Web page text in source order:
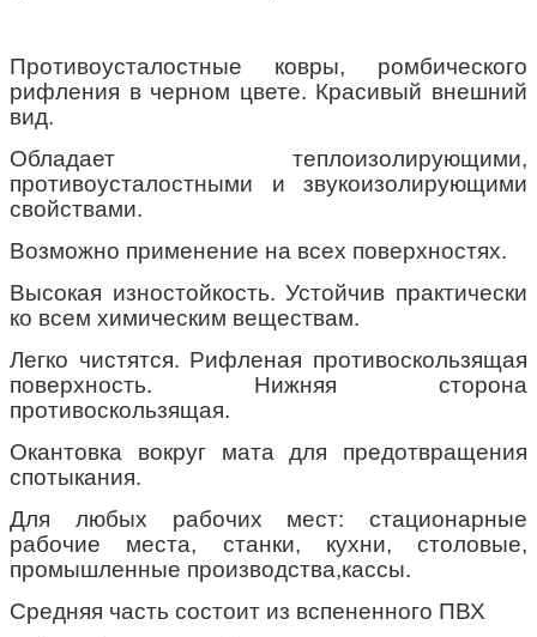
Противоусталостные ковры, ромбического
рифления в черном цвете. Красивый внешний
вид.
Обладает теплоизолирующими,
противоусталостными и звукоизолирующими
свойствами.
Возможно применение на всех поверхностях.
Высокая изностойкость. Устойчив практически
ко всем химическим веществам.
Легко чистятся. Рифленая противоскользящая
поверхность. Нижняя сторона
противоскользящая.
Окантовка вокруг мата для предотвращения
спотыкания.
Для любых рабочих мест: стационарные
рабочие места, станки, кухни, столовые,
промышленные производства,кассы.
Средняя часть состоит из вспененного ПВХ